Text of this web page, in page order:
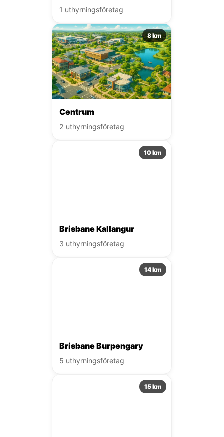
1 uthyrningsföretag
8 km
Centrum
2 uthyrningsföretag
10 km
Brisbane Kallangur
3 uthyrningsföretag
14 km
Brisbane Burpengary
5 uthyrningsföretag
15 km